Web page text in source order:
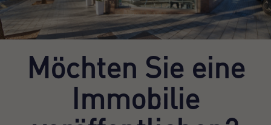
Möchten Sie eine
Immobilie